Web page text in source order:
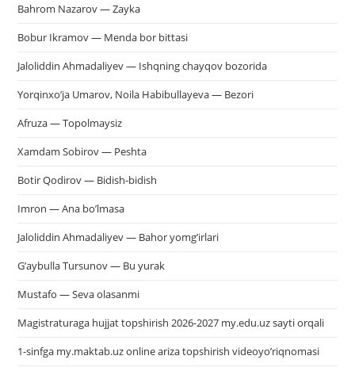
Bahrom Nazarov — Zayka
Bobur Ikramov — Menda bor bittasi
Jaloliddin Ahmadaliyev — Ishqning chayqov bozorida
Yorqinxo’ja Umarov, Noila Habibullayeva — Bezori
Afruza — Topolmaysiz
Xamdam Sobirov — Peshta
Botir Qodirov — Bidish-bidish
Imron — Ana bo’lmasa
Jaloliddin Ahmadaliyev — Bahor yomg’irlari
G’aybulla Tursunov — Bu yurak
Mustafo — Seva olasanmi
Magistraturaga hujjat topshirish 2026-2027 my.edu.uz sayti orqali
1-sinfga my.maktab.uz online ariza topshirish videoyo’riqnomasi